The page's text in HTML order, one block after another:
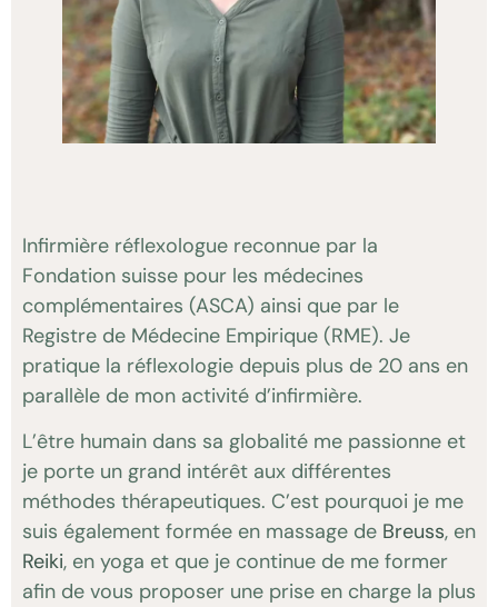
Infirmière réflexologue reconnue par la
Fondation suisse pour les médecines
complémentaires (ASCA) ainsi que par le
Registre de Médecine Empirique (RME). Je
pratique la réflexologie depuis plus de 20 ans en
parallèle de mon activité d’infirmière.
L’être humain dans sa globalité me passionne et
je porte un grand intérêt aux différentes
méthodes thérapeutiques. C’est pourquoi je me
suis également formée en massage de Breuss, en
Reiki, en yoga et que je continue de me former
afin de vous proposer une prise en charge la plus